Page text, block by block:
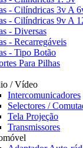
- Cilíndricas 3v A
- Cilíndricas 9v A
- Diversas
- Recarregáveis
- Tipo Botão
Para Pilhas
/ Vídeo
Intercomunicadores
Selectores /
Tela Projeção
Transmissores